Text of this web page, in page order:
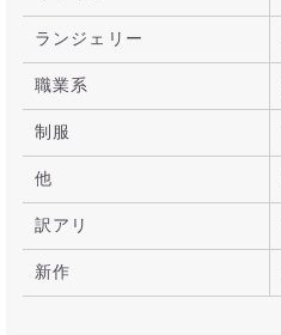
ランジェリー
職業系
制服
他
訳アリ
新作